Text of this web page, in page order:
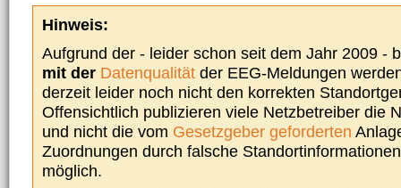
Hinweis:
Aufgrund der - leider schon seit dem Jahr 2009 -
mit der Datenqualität der EEG-Meldungen
derzeit leider noch nicht den korrekten
Offensichtlich publizieren viele Netzbetreiber die
und nicht die vom Gesetzgeber geforderten
Zuordnungen durch falsche
möglich.